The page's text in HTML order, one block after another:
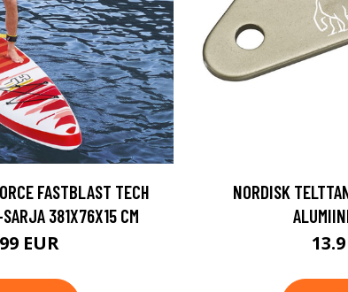
FASTBLAST TECH
381X76X15 CM
EUR
NORDISK